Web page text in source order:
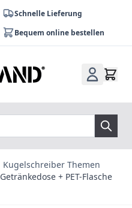
Schnelle Lieferung
Bequem online bestellen
Kugelschreiber Themen
+ PET-Flasche